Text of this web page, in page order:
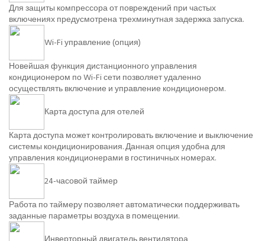
Для защиты компрессора от повреждений при частых
включениях предусмотрена трехминутная задержка запуска.
Wi-Fi управление (опция)
Новейшая функция дистанционного управления
кондиционером по Wi-Fi сети позволяет удаленно
осуществлять включение и управление кондиционером.
Карта доступа для отелей
Карта доступа может контролировать включение и выключение
системы кондиционирования. Данная опция удобна для
управления кондиционерами в гостиничных номерах.
24-часовой таймер
Работа по таймеру позволяет автоматически поддерживать
заданные параметры воздуха в помещении.